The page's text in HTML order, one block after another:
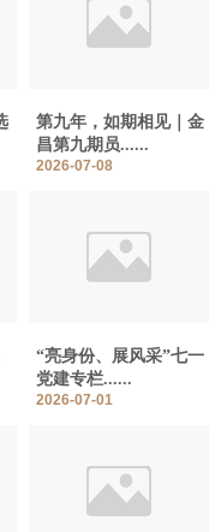
第九年，如期相见｜金
昌第九期员......
2026-07-08
“亮身份、展风采”七一
党建专栏......
2026-07-01